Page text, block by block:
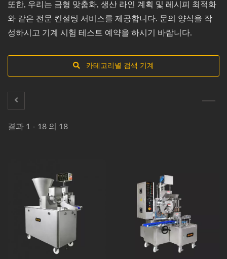
또한, 우리는 금형 맞춤화, 생산 라인 계획 및 레시피 최적화
와 같은 전문 컨설팅 서비스를 제공합니다. 문의 양식을 작
성하시고 기계 시험 테스트 예약을 하시기 바랍니다.
카테고리별 검색 기계
결과 1 - 18 의 18